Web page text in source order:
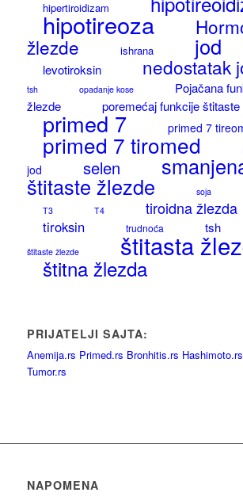
hipertiroidizam
hipotireoza
žlezde
ishrana jod
levotiroksin nedostatak
tsh
opadanje kose
Pojačana
žlezde
poremećaj funkcije
primed 7 primed 7
primed 7 tiromed
jod
selen
štitaste žlezde soja
T3
T4 tiroidna žlezda
tiroksin trudnoća tsh
štitaste žlezde
štitasta
štitna žlezda
PRIJATELJI SAJTA:
Anemija.rs Primed.rs Bronhitis.rs Hashimoto.rs
Tumor.rs
NAPOMENA